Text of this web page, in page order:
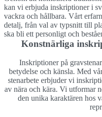
kan vi erbjuda inskriptioner i
vackra och hållbara. Vårt
detalj, från val av typsnitt till
ska bli ett personligt och
Konstnärliga
Inskriptioner på
betydelse och känsla. Med
stenarbete erbjuder vi
av nära och kära. Vi utformar
den unika karaktären hos